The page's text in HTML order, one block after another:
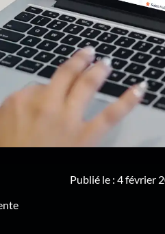
Publié le : 4 février